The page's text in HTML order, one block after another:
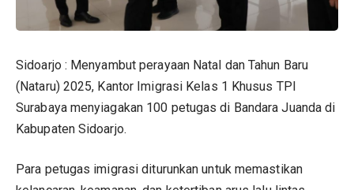
Sidoarjo : Menyambut perayaan Natal dan Tahun Baru
(Nataru) 2025, Kantor Imigrasi Kelas 1 Khusus TPI
Surabaya menyiagakan 100 petugas di Bandara Juanda di
Kabupaten Sidoarjo.
Para petugas imigrasi diturunkan untuk memastikan